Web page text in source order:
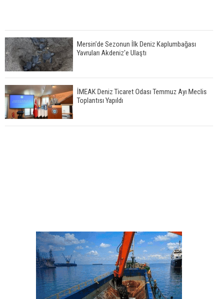
Mersin'de Sezonun İlk Deniz Kaplumbağası
Yavruları Akdeniz'e Ulaştı
İMEAK Deniz Ticaret Odası Temmuz Ayı Meclis
Toplantısı Yapıldı